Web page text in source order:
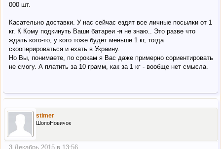
000 шт.
Касательно доставки. У нас сейчас ездят все личные посылки от 1
кг. К Кому подкинуть Ваши батареи -я не знаю.. Это разве что
ждать кого-то, у кого тоже будет меньше 1 кг, тогда
скооперироваться и ехать в Украину.
Но Вы, понимаете, по срокам я Вас даже примерно сориентировать
не смогу. А платить за 10 грамм, как за 1 кг - вообще нет смысла.
stimer
ШопоНовичок
3 Декабрь 2015 в 13:56